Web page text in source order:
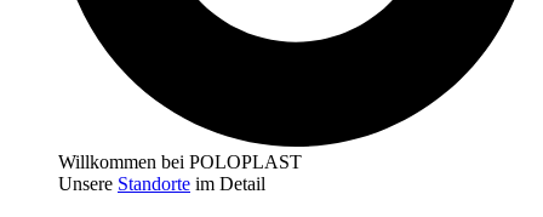
Willkommen bei POLOPLAST
Unsere Standorte im Detail